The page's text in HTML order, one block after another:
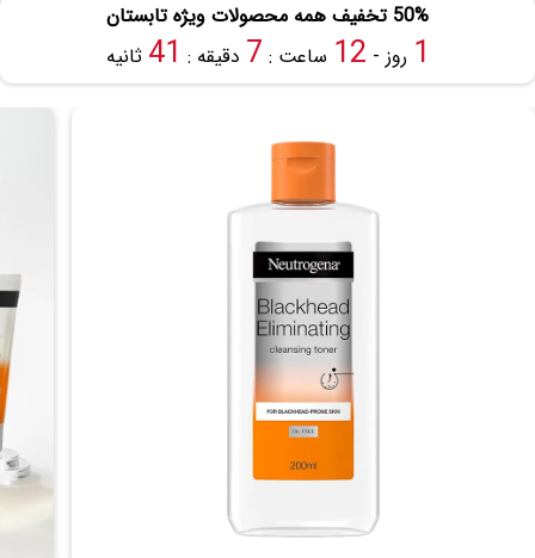
50% تخفیف همه محصولات ویژه تابستان
1 روز - 12 ساعت : 7 دقیقه : 41 ثانیه